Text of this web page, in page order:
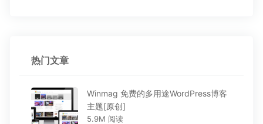
热门文章
Winmag 免费的多用途WordPress博客
主题[原创]
5.9M 阅读